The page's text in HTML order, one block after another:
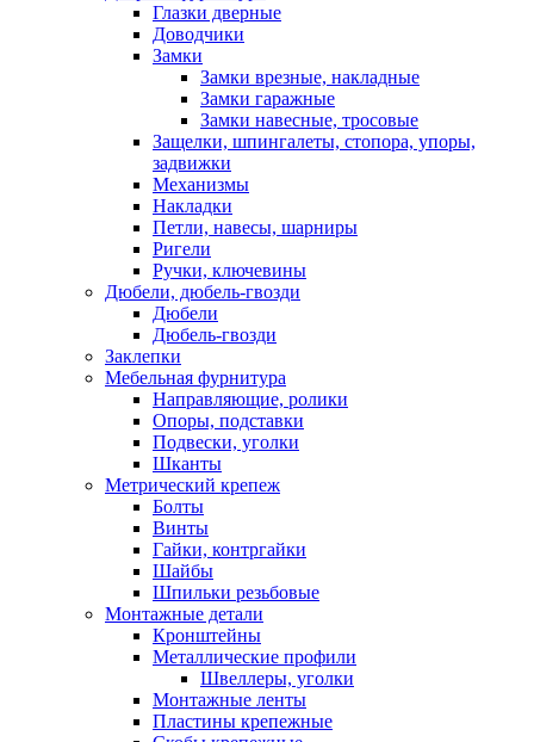
Глазки дверные
Доводчики
Замки
Замки врезные, накладные
Замки гаражные
Замки навесные, тросовые
Защелки, шпингалеты, стопора, упоры,
задвижки
Механизмы
Накладки
Петли, навесы, шарниры
Ригели
Ручки, ключевины
Дюбели, дюбель-гвозди
Дюбели
Дюбель-гвозди
Заклепки
Мебельная фурнитура
Направляющие, ролики
Опоры, подставки
Подвески, уголки
Шканты
Метрический крепеж
Болты
Винты
Гайки, контргайки
Шайбы
Шпильки резьбовые
Монтажные детали
Кронштейны
Металлические профили
Швеллеры, уголки
Монтажные ленты
Пластины крепежные